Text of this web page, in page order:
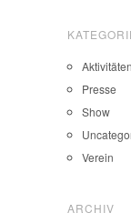
Aktivitäten
Presse
Show
Verein
ARCHIV